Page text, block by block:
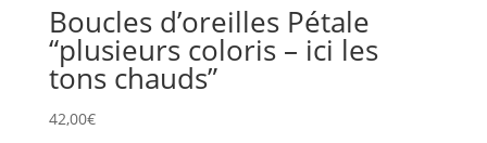
Boucles d’oreilles Pétale
“plusieurs coloris – ici les
tons chauds”
42,00€